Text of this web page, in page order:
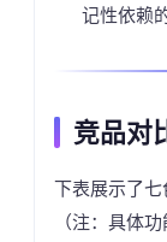
记性依赖
竞品对
下表展示了
（注：具体